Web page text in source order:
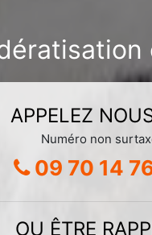
APPELEZ
Numéro non
09 70 14
OU ÊTRE